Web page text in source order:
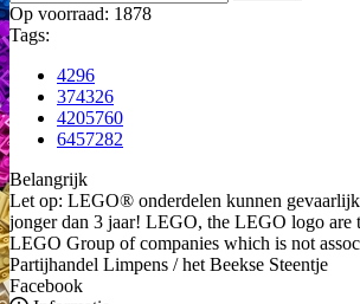
Op voorraad: 1878
Tags:
4296
374326
4205760
6457282
Belangrijk
Let op: LEGO® onderdelen kunnen
jonger dan 3 jaar! LEGO, the LEGO logo are
LEGO Group of companies which is not
Partijhandel Limpens / het Beekse Steentje
Facebook